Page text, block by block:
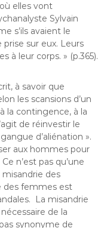
elles vont
Sylvain
s’ils avaient le
sur eux. Leurs
à leur corps. » (p.365).
à savoir que
les scansions d’un
la contingence, à la
de réinvestir le
d’aliénation ».
aux hommes pour
n’est pas qu’une
des
des femmes est
La misandrie
de la
synonyme de